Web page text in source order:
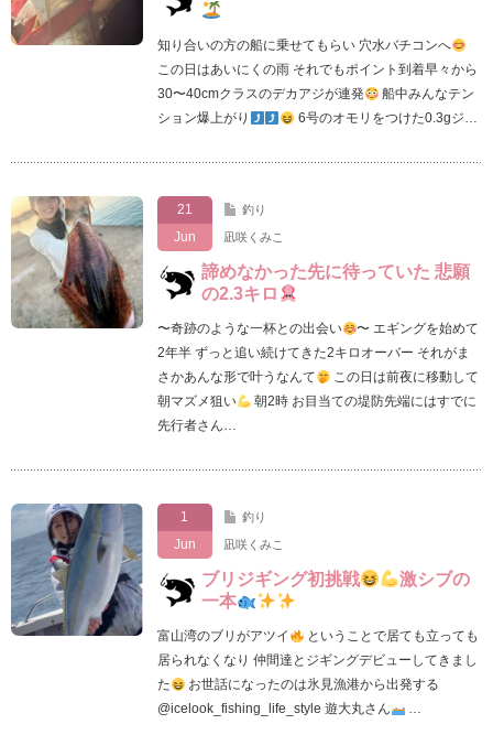
知り合いの方の船に乗せてもらい 穴水バチコンへ
この日はあいにくの雨 それでもポイント到着早々から
30〜40cmクラスのデカアジが連発
船中みんなテン
ション爆上がり
6号のオモリをつけた0.3gジ…
21
Jun
釣り
凪咲くみこ
諦めなかった先に待っていた 悲願
の2.3キロ
〜奇跡のような一杯との出会い
〜 エギングを始めて
2年半 ずっと追い続けてきた2キロオーバー それがま
さかあんな形で叶うなんて
この日は前夜に移動して
朝マズメ狙い
朝2時 お目当ての堤防先端にはすでに
先行者さん…
1
Jun
釣り
凪咲くみこ
ブリジギング初挑戦
激シブの
一本
富山湾のブリがアツイ
ということで居ても立っても
居られなくなり 仲間達とジギングデビューしてきまし
た
お世話になったのは氷見漁港から出発する
@icelook_fishing_life_style 遊大丸さん
…